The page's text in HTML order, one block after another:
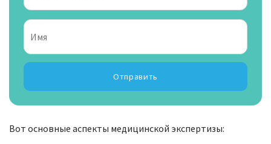
Отправить
Вот основные аспекты медицинской экспертизы: